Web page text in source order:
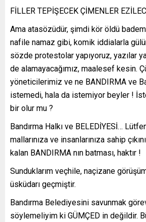
FİLLER TEPİŞECEK ÇİMENLER
Ama atasözüdür, şimdi kör öldü
nafile namaz gibi, komik iddialarla
sözde protestolar yapıyoruz, yazılar
de alamayacağımız, maalesef kesin.
yöneticilerimiz ve ne BANDIRMA ve
istemedi, hala da istemiyor beyler !
bir olur mu ?
Bandırma Halkı ve BELEDİYESİ…
mallarınıza ve insanlarınıza sahip
kalan BANDIRMA nın batması, haktır !
Sunduklarım veçhile, naçizane
üsküdarı geçmiştir.
Bandırma Belediyesini savunmak
söylemeliyim ki GÜMÇED in değildir.